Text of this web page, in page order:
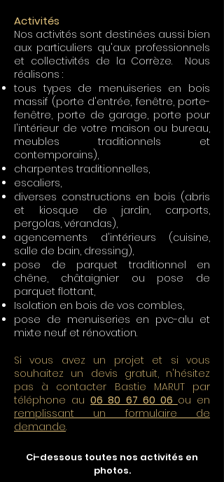
Activités
Nos activités sont destinées aussi bien
aux particuliers qu'aux professionnels
et collectivités de la Corrèze. Nous
réalisons :
tous types de menuiseries en bois
massif (porte d'entrée, fenêtre, porte-
fenêtre, porte de garage, porte pour
l'intérieur de votre maison ou bureau,
meubles traditionnels et
contemporains),
charpentes traditionnelles,
escaliers,
diverses constructions en bois (abris
et kiosque de jardin, carports,
pergolas, vérandas),
agencements d'intérieurs (cuisine,
salle de bain, dressing),
pose de parquet traditionnel en
chêne, châtaignier ou pose de
parquet flottant,
Isolation en bois de vos combles,
pose de menuiseries en pvc-alu et
mixte neuf et rénovation.
Si vous avez un projet et si vous
souhaitez un devis gratuit, n'hésitez
pas à contacter Bastie MARUT par
téléphone au06 80 67 60 06 ou en
remplissant un formulaire de
demande.
Ci-dessous toutes nos activités en
photos.